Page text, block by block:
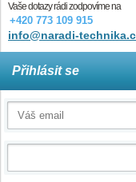
Vaše dotazy rádi zodpovíme na
+420 773 109 915
info@naradi-
Přihlásit se